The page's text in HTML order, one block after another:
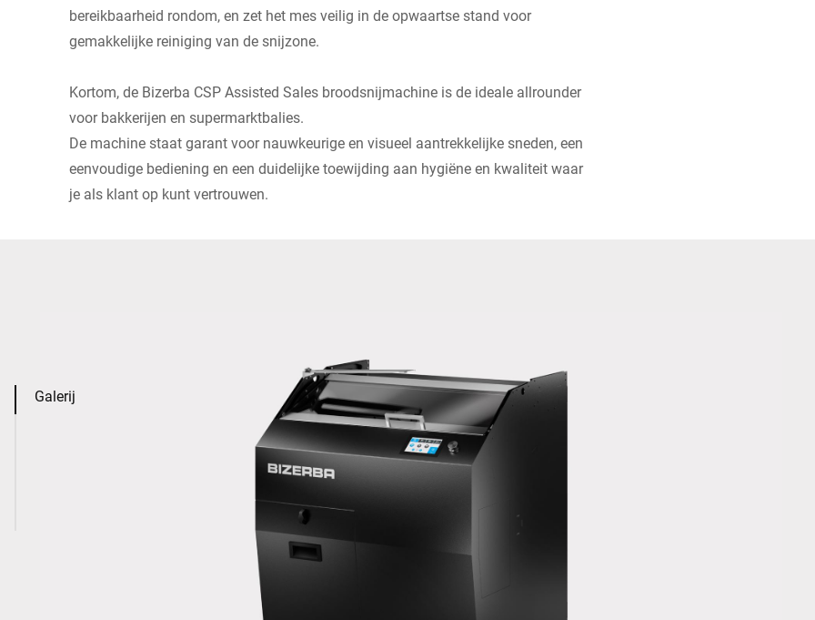
bereikbaarheid rondom, en zet het mes veilig in de opwaartse stand voor
gemakkelijke reiniging van de snijzone.
Kortom, de Bizerba CSP Assisted Sales broodsnijmachine is de ideale allrounder
voor bakkerijen en supermarktbalies.
De machine staat garant voor nauwkeurige en visueel aantrekkelijke sneden, een
eenvoudige bediening en een duidelijke toewijding aan hygiëne en kwaliteit waar
je als klant op kunt vertrouwen.
Galerij